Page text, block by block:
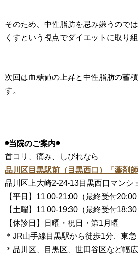
そのため、中性脂肪を忌み嫌うので
くすという視点でダイエットに取り
次回は血糖値の上昇と中性脂肪の蓄
す。
◉当院のご案内◉
首コリ、痛み、しびれなら
品川区目黒駅前（目黒西口）「薬剤
品川区上大崎2-24-13目黒西口マンシ
【平日】11:00-21:00（最終受付20:00
【土曜】11:00-19:30（最終受付18:30
【休診日】日曜・祝日・第1月曜
＊JR山手線目黒駅から徒歩1分、東
＊品川区、目黒区、世田谷区など幅